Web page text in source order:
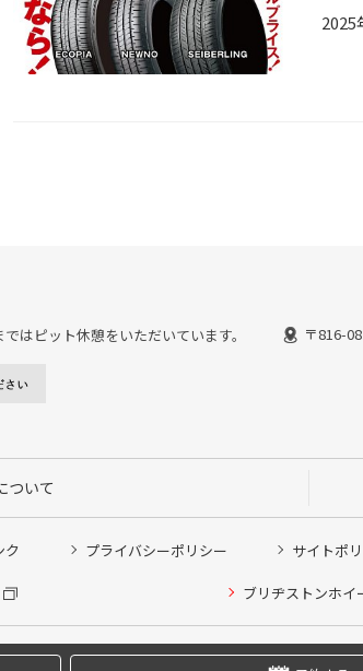
2025
はピット休憩をいただいています。 〒816-
ついて
ク プライバシーポリシー サイトポ
ブリヂストンホイ
Copyright © 2024 Bridgestone Retail
/その他ピット作業の予約
替えを希望のクローク契約会員の方はこちらを選択く
会員の方はご利用いただけません